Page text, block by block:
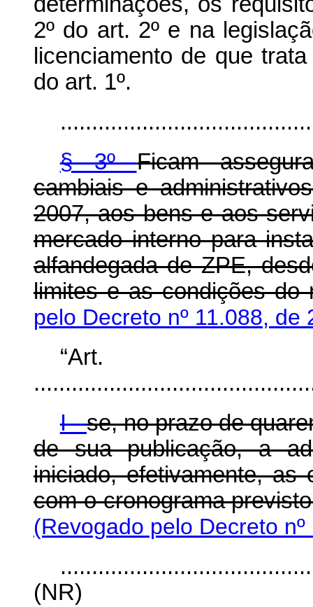
2º do art. 2º e na
licenciamento de que
do art. 1º.
§ 3ºFicam
cambiais e
2007, aos bens e aos
mercado interno para
alfandegada de ZPE,
limites e as condições
pelo Decreto nº 11.088, de
I -se, no prazo de
de sua publicação, a
iniciado, efetivamente, as
com o cronograma
(Revogado pelo Decreto
(NR)